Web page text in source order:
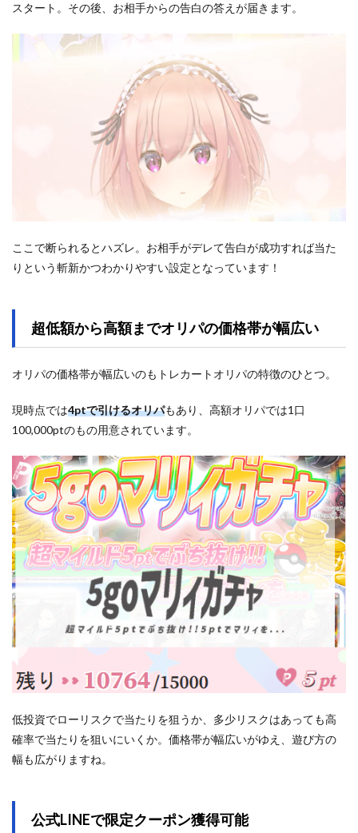
スタート。その後、お相手からの告白の答えが届きます。
ここで断られるとハズレ。お相手がデレて告白が成功すれば当た
りという斬新かつわかりやすい設定となっています！
超低額から高額までオリパの価格帯が幅広い
オリパの価格帯が幅広いのもトレカートオリパの特徴のひとつ。
現時点では4ptで引けるオリパもあり、高額オリパでは1口
100,000ptのもの用意されています。
低投資でローリスクで当たりを狙うか、多少リスクはあっても高
確率で当たりを狙いにいくか。価格帯が幅広いがゆえ、遊び方の
幅も広がりますね。
公式LINEで限定クーポン獲得可能